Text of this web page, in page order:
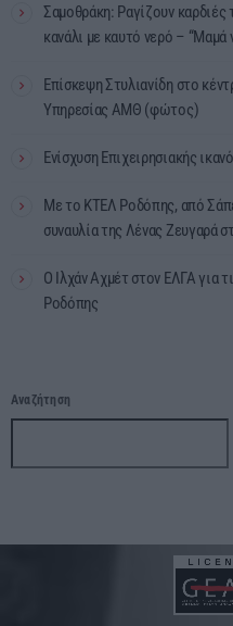
Σαμοθράκη: Ραγίζουν
κανάλι με καυτό νερό – “Μαμά
Επίσκεψη Στυλιανίδη στο
Υπηρεσίας ΑΜΘ (φώτος)
Ενίσχυση Επιχειρησιακής
Με το ΚΤΕΛ Ροδόπης, από
συναυλία της Λένας Ζευγαρά
Ο Ιλχάν Αχμέτ στον ΕΛΓΑ για
Ροδόπης
Αναζήτηση